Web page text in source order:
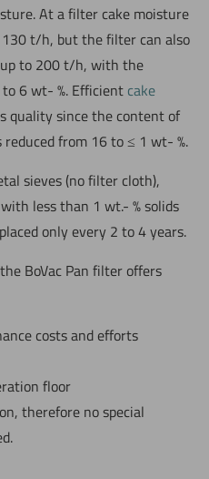
At a filter cake moisture
t/h, but the filter can also
to 200 t/h, with the
6 wt- %. Efficient cake
quality since the content of
from 16 to ≤ 1 wt- %.
sieves (no filter cloth),
less than 1 wt.- % solids
only every 2 to 4 years.
BoVac Pan filter offers
costs and efforts
floor
therefore no special